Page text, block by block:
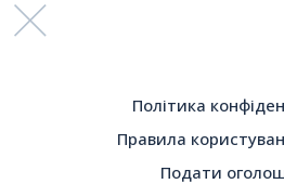
Політика
Правила
Подати